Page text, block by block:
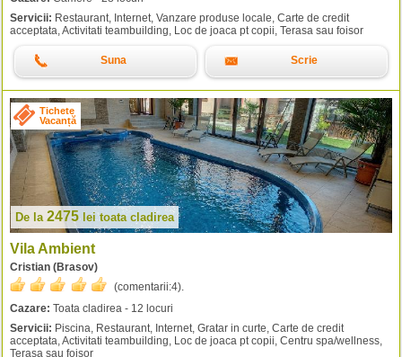
Servicii: Restaurant, Internet, Vanzare produse locale, Carte de credit
acceptata, Activitati teambuilding, Loc de joaca pt copii, Terasa sau foisor
Suna Scrie
Tichete
Vacanță
De la 2475lei toata cladirea
Vila Ambient
Cristian (Brasov)
(comentarii:4).
Cazare: Toata cladirea - 12 locuri
Servicii: Piscina, Restaurant, Internet, Gratar in curte, Carte de credit
acceptata, Activitati teambuilding, Loc de joaca pt copii, Centru spa/wellness,
Terasa sau foisor